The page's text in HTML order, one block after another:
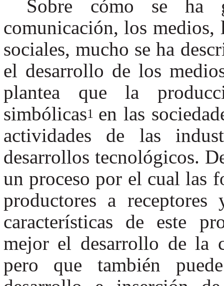
Sobre cómo se ha
comunicación, los
sociales, mucho se ha
el desarrollo de los
plantea que la
simbólicas1 en las
actividades de las
desarrollos tecnológicos.
un proceso por el cual las
productores a
características de este
mejor el desarrollo de la
pero que también